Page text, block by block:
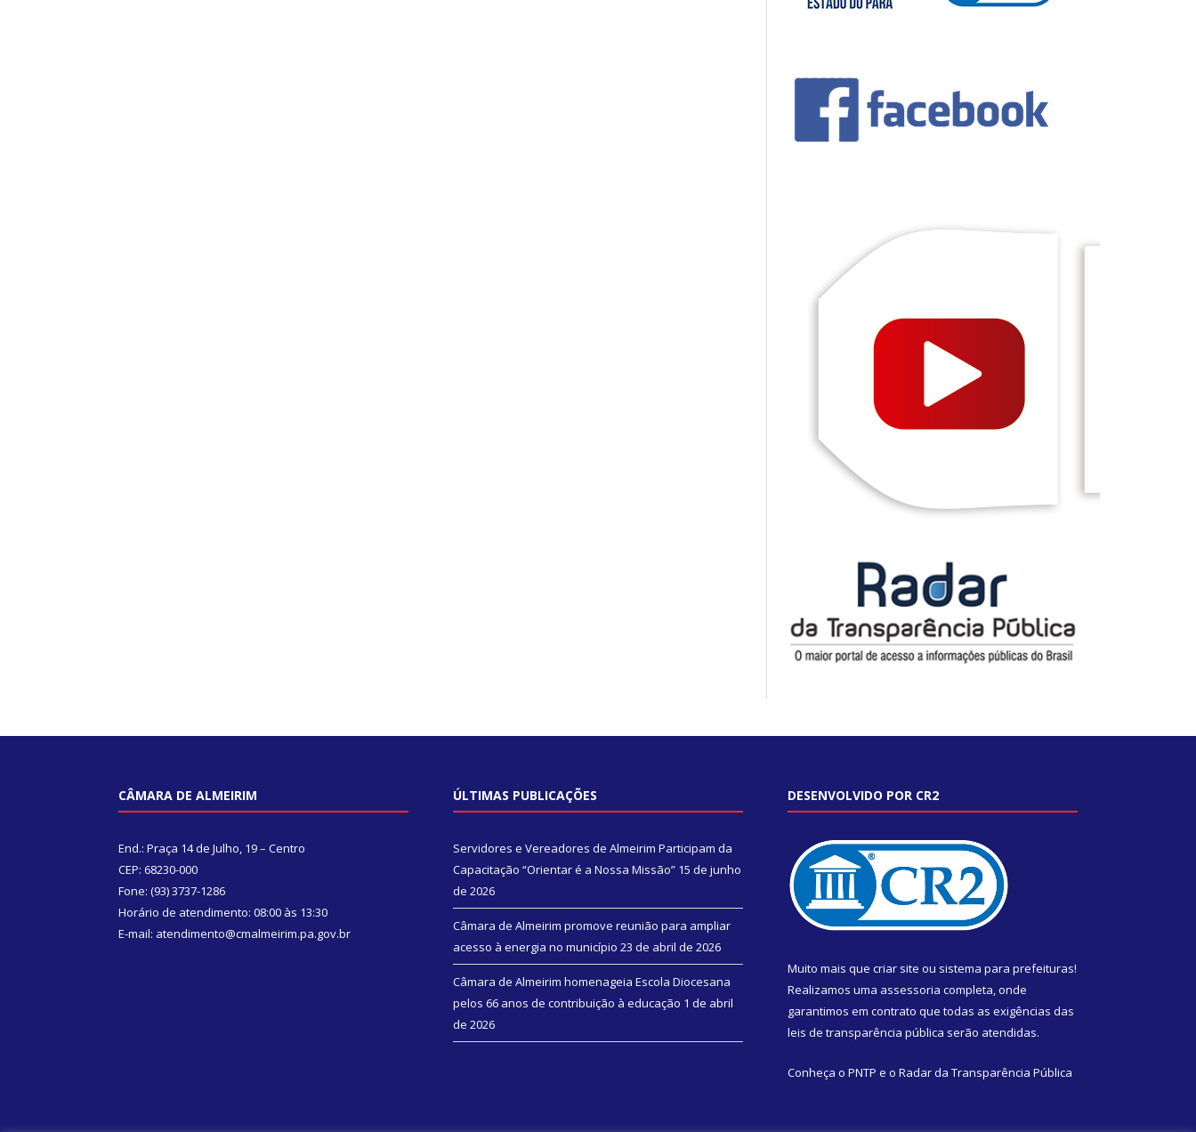
CÂMARA DE ALMEIRIM
End.: Praça 14 de Julho, 19 – Centro
CEP: 68230-000
Fone: (93) 3737-1286
Horário de atendimento: 08:00 às 13:30
E-mail: atendimento@cmalmeirim.pa.gov.br
ÚLTIMAS PUBLICAÇÕES
Servidores e Vereadores de Almeirim Participam da
Capacitação “Orientar é a Nossa Missão” 15 de junho
de 2026
Câmara de Almeirim promove reunião para ampliar
acesso à energia no município 23 de abril de 2026
Câmara de Almeirim homenageia Escola Diocesana
pelos 66 anos de contribuição à educação 1 de abril
de 2026
DESENVOLVIDO POR CR2
Muito mais que criar site ou sistema para prefeituras!
Realizamos uma assessoria completa, onde
garantimos em contrato que todas as exigências das
leis de transparência pública serão atendidas.
Conheça o PNTP e o Radar da Transparência Pública